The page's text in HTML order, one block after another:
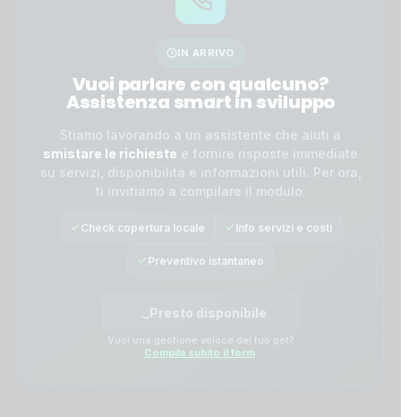
IN ARRIVO
Vuoi parlare con qualcuno?
Assistenza smart in sviluppo
Stiamo lavorando a un assistente che aiuti a
smistare le richieste e fornire risposte immediate
su servizi, disponibilità e informazioni utili. Per ora,
ti invitiamo a compilare il modulo.
Check copertura locale Info servizi e costi
Preventivo istantaneo
Presto disponibile
Vuoi una gestione veloce del tuo pet?
Compila subito il form